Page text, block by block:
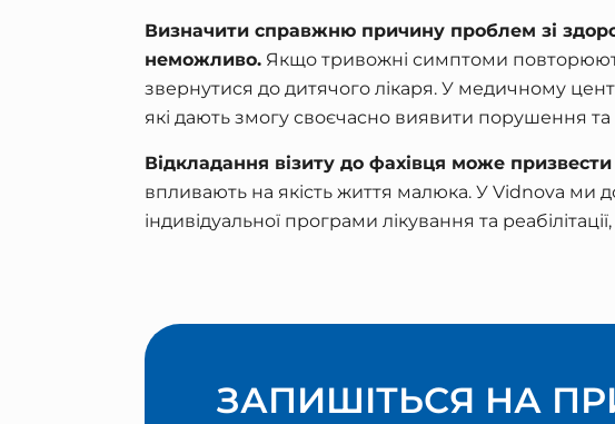
Визначити справжню причину проблем зі
неможливо. Якщо тривожні симптоми
звернутися до дитячого лікаря. У медичному
які дають змогу своєчасно виявити порушення
Відкладання візиту до фахівця може
впливають на якість життя малюка. У Vidnova ми
індивідуальної програми лікування та
ЗАПИШІТЬСЯ НА